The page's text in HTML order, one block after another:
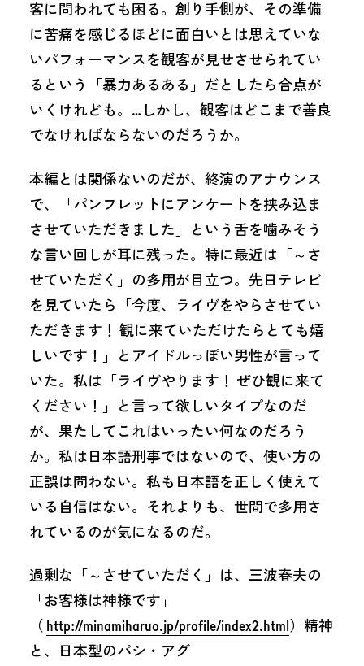
客に問われても困る。創り手側が、その準備
に苦痛を感じるほどに面白いとは思えていな
いパフォーマンスを観客が見せさせられてい
るという「暴力あるある」だとしたら合点が
いくけれども。…しかし、観客はどこまで善良
でなければならないのだろうか。
本編とは関係ないのだが、終演のアナウンス
で、「パンフレットにアンケートを挟み込ま
させていただきました」という舌を噛みそう
な言い回しが耳に残った。特に最近は「～さ
せていただく」の多用が目立つ。先日テレビ
を見ていたら「今度、ライヴをやらさせてい
ただきます！ 観に来ていただけたらとても嬉
しいです！」とアイドルっぽい男性が言って
いた。私は「ライヴやります！ ぜひ観に来て
ください！」と言って欲しいタイプなのだ
が、果たしてこれはいったい何なのだろう
か。私は日本語刑事ではないので、使い方の
正誤は問わない。私も日本語を正しく使えて
いる自信はない。それよりも、世間で多用さ
れているのが気になるのだ。
過剰な「～させていただく」は、三波春夫の
「お客様は神様です」
（ http://minamiharuo.jp/profile/index2.html）精神
と、日本型のパシ・アグ